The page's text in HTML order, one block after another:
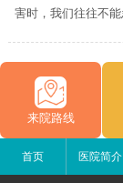
害时，我们往往不能
来院路线
首页 医院简介